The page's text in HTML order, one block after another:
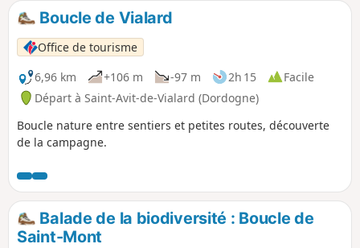
Boucle de Vialard
Office de tourisme
6,96 km
+106 m -97 m 2h 15
Facile
Départ à Saint-Avit-de-Vialard (Dordogne)
Boucle nature entre sentiers et petites routes, découverte
de la campagne.
Balade de la biodiversité : Boucle de
Saint-Mont